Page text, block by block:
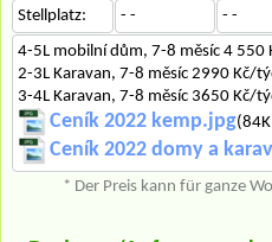
Stellplatz:
- - - -
4-5L mobilní dům, 7-8 měsíc 4
2-3L Karavan, 7-8 měsíc 2990 Kč/
3-4L Karavan, 7-8 měsíc 3650 Kč/
Ceník 2022 kemp.jpg
Ceník 2022 domy a
* Der Preis kann für ganze